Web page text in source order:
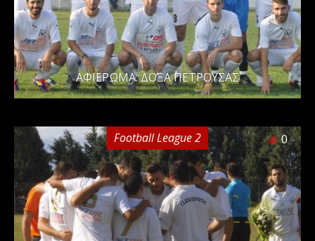
ΑΦΙΕΡΩΜΑ: ΔΟΞΑ ΠΕΤΡΟΥΣΑΣ
Football League 2 0